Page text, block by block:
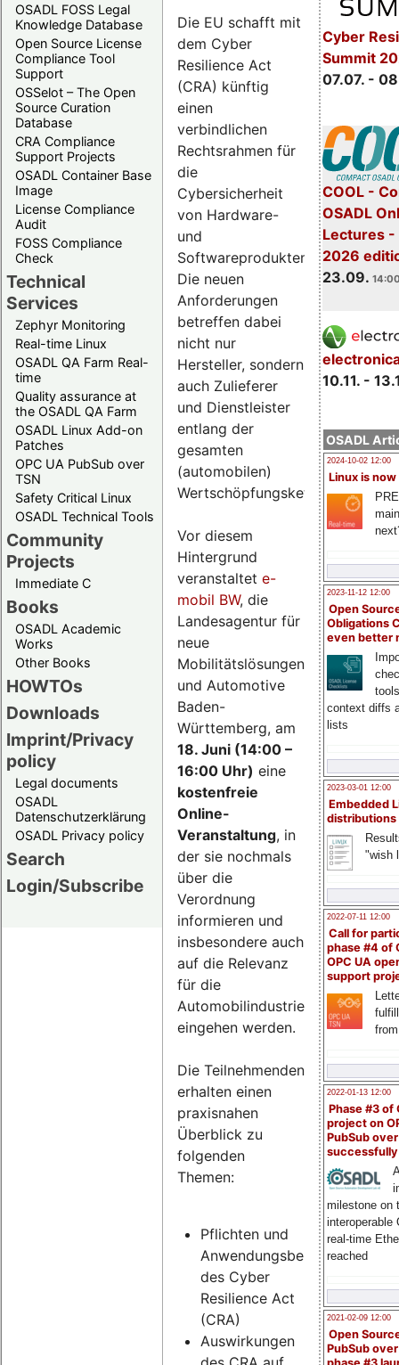
OSADL FOSS Legal
Knowledge Database
Open Source License
Compliance Tool
Support
OSSelot – The Open
Source Curation
Database
CRA Compliance
Support Projects
OSADL Container Base
Image
License Compliance
Audit
FOSS Compliance
Check
Technical
Services
Zephyr Monitoring
Real-time Linux
OSADL QA Farm Real-
time
Quality assurance at
the OSADL QA Farm
OSADL Linux Add-on
Patches
OPC UA PubSub over
TSN
Safety Critical Linux
OSADL Technical Tools
Community
Projects
Immediate C
Books
OSADL Academic
Works
Other Books
HOWTOs
Downloads
Imprint/Privacy
policy
Legal documents
OSADL
Datenschutzerklärung
OSADL Privacy policy
Search
Login/Subscribe
Cyber
Summit
07.07. -
COOL -
OSADL
Lectures -
2026
23.09.
10.11. -
OSADL
2024-10-02 12:00
Linux is now
2023-11-12 12:00
Open
Obligations
even better
context diffs
lists
2023-03-01 12:00
Embedded
distributions
"wish
2022-07-11 12:00
Call for
phase #4 of
OPC UA
support
2022-01-13 12:00
Phase #3 of
project on
PubSub over
milestone on
interoperable
real-time
reached
2021-02-09 12:00
Open
PubSub
Die EU schafft mit
dem Cyber
Resilience Act
(CRA) künftig
einen
verbindlichen
Rechtsrahmen für
die
Cybersicherheit
von Hardware-
und
Softwareprodukten.
Die neuen
Anforderungen
betreffen dabei
nicht nur
Hersteller, sondern
auch Zulieferer
und Dienstleister
entlang der
gesamten
(automobilen)
Wertschöpfungskette.
Vor diesem
Hintergrund
veranstaltet e-
mobil BW, die
Landesagentur für
neue
Mobilitätslösungen
und Automotive
Baden-
Württemberg, am
18. Juni (14:00 –
16:00 Uhr) eine
kostenfreie
Online-
Veranstaltung, in
der sie nochmals
über die
Verordnung
informieren und
insbesondere auch
auf die Relevanz
für die
Automobilindustrie
eingehen werden.
Die Teilnehmenden
erhalten einen
praxisnahen
Überblick zu
folgenden
Themen:
Pflichten und
Anwendungsbereich
des Cyber
Resilience Act
(CRA)
Auswirkungen